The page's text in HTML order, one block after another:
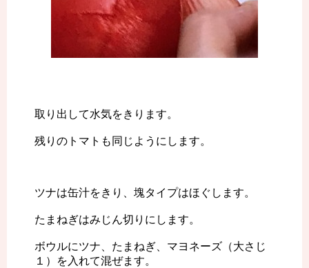
取り出して水気をきります。
残りのトマトも同じようにします。
ツナは缶汁をきり、塊タイプはほぐします。
たまねぎはみじん切りにします。
ボウルにツナ、たまねぎ、マヨネーズ（大さじ
１）を入れて混ぜます。